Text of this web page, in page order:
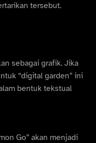
tersebut.
sebagai grafik. Jika
“digital garden” ini
bentuk tekstual
Go” akan menjadi